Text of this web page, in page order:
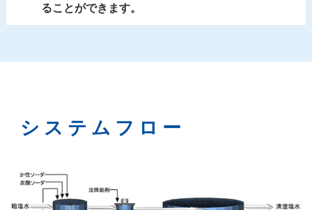
ることができます。
システムフロー